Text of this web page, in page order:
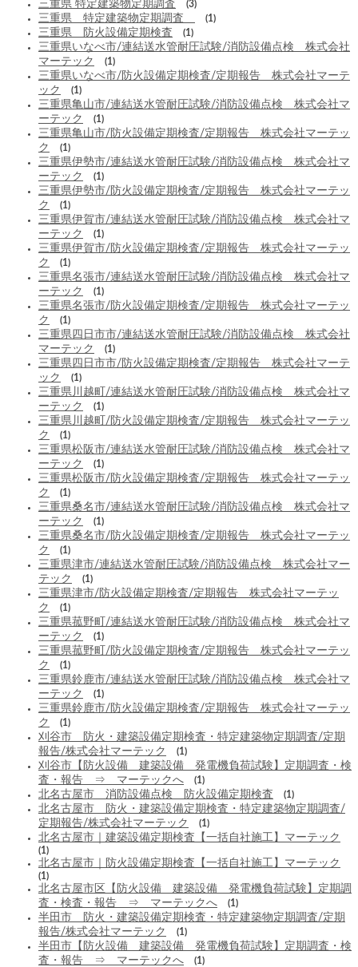
三重県 特定建築物定期調査 (3)
三重県 特定建築物定期調査 (1)
三重県 防火設備定期検査 (1)
三重県いなべ市/連結送水管耐圧試験/消防設備点検 株式会社
マーテック
(1)
三重県いなべ市/防火設備定期検査/定期報告 株式会社マーテ
ック
(1)
三重県亀山市/連結送水管耐圧試験/消防設備点検 株式会社マ
ーテック
(1)
三重県亀山市/防火設備定期検査/定期報告 株式会社マーテッ
ク
(1)
三重県伊勢市/連結送水管耐圧試験/消防設備点検 株式会社マ
ーテック
(1)
三重県伊勢市/防火設備定期検査/定期報告 株式会社マーテッ
ク
(1)
三重県伊賀市/連結送水管耐圧試験/消防設備点検 株式会社マ
ーテック
(1)
三重県伊賀市/防火設備定期検査/定期報告 株式会社マーテッ
ク
(1)
三重県名張市/連結送水管耐圧試験/消防設備点検 株式会社マ
ーテック
(1)
三重県名張市/防火設備定期検査/定期報告 株式会社マーテッ
ク
(1)
三重県四日市市/連結送水管耐圧試験/消防設備点検 株式会社
マーテック
(1)
三重県四日市市/防火設備定期検査/定期報告 株式会社マーテ
ック
(1)
三重県川越町/連結送水管耐圧試験/消防設備点検 株式会社マ
ーテック
(1)
三重県川越町/防火設備定期検査/定期報告 株式会社マーテッ
ク
(1)
三重県松阪市/連結送水管耐圧試験/消防設備点検 株式会社マ
ーテック
(1)
三重県松阪市/防火設備定期検査/定期報告 株式会社マーテッ
ク
(1)
三重県桑名市/連結送水管耐圧試験/消防設備点検 株式会社マ
ーテック
(1)
三重県桑名市/防火設備定期検査/定期報告 株式会社マーテッ
ク
(1)
三重県津市/連結送水管耐圧試験/消防設備点検 株式会社マー
テック
(1)
三重県津市/防火設備定期検査/定期報告 株式会社マーテッ
ク
(1)
三重県菰野町/連結送水管耐圧試験/消防設備点検 株式会社マ
ーテック
(1)
三重県菰野町/防火設備定期検査/定期報告 株式会社マーテッ
ク
(1)
三重県鈴鹿市/連結送水管耐圧試験/消防設備点検 株式会社マ
ーテック
(1)
三重県鈴鹿市/防火設備定期検査/定期報告 株式会社マーテッ
ク
(1)
刈谷市 防火・建築設備定期検査・特定建築物定期調査/定期
報告/株式会社マーテック
(1)
刈谷市【防火設備 建築設備 発電機負荷試験】定期調査・検
査・報告 ⇒ マーテックへ
(1)
北名古屋市 消防設備点検 防火設備定期検査 (1)
北名古屋市 防火・建築設備定期検査・特定建築物定期調査/
定期報告/株式会社マーテック
(1)
北名古屋市｜建築設備定期検査【一括自社施工】マーテック
(1)
北名古屋市｜防火設備定期検査【一括自社施工】マーテック
(1)
北名古屋市区【防火設備 建築設備 発電機負荷試験】定期調
査・検査・報告 ⇒ マーテックへ
(1)
半田市 防火・建築設備定期検査・特定建築物定期調査/定期
報告/株式会社マーテック
(1)
半田市【防火設備 建築設備 発電機負荷試験】定期調査・検
査・報告 ⇒ マーテックへ
(1)